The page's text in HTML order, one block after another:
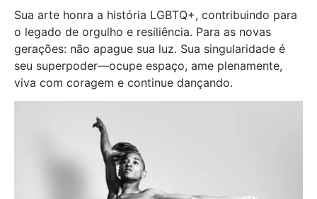
Sua arte honra a história LGBTQ+, contribuindo para
o legado de orgulho e resiliência. Para as novas
gerações: não apague sua luz. Sua singularidade é
seu superpoder—ocupe espaço, ame plenamente,
viva com coragem e continue dançando.